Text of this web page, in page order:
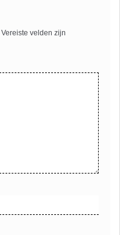
Vereiste velden zijn